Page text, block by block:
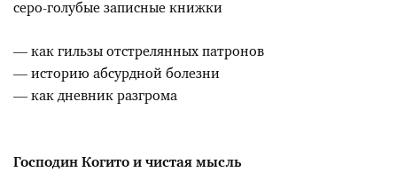
серо-голубые записные книжки
— как гильзы отстрелянных патронов
— историю абсурдной болезни
— как дневник разгрома
Господин Когито и чистая мысль